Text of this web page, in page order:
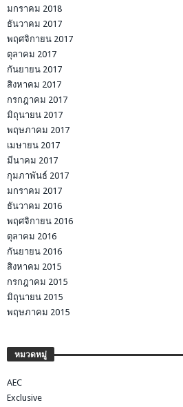
มกราคม 2018
ธันวาคม 2017
พฤศจิกายน 2017
ตุลาคม 2017
กันยายน 2017
สิงหาคม 2017
กรกฎาคม 2017
มิถุนายน 2017
พฤษภาคม 2017
เมษายน 2017
มีนาคม 2017
กุมภาพันธ์ 2017
มกราคม 2017
ธันวาคม 2016
พฤศจิกายน 2016
ตุลาคม 2016
กันยายน 2016
สิงหาคม 2015
กรกฎาคม 2015
มิถุนายน 2015
พฤษภาคม 2015
หมวดหมู่
AEC
Exclusive